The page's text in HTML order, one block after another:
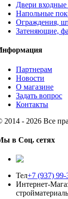
Двери
Напольные
Ограждения,
Затеняющие,
Партнерам
Новости
О магазине
Задать вопрос
Контакты
2014 - 2026 Все
в Соц. сетях
Тел+7 (937) 99-
Интернет-